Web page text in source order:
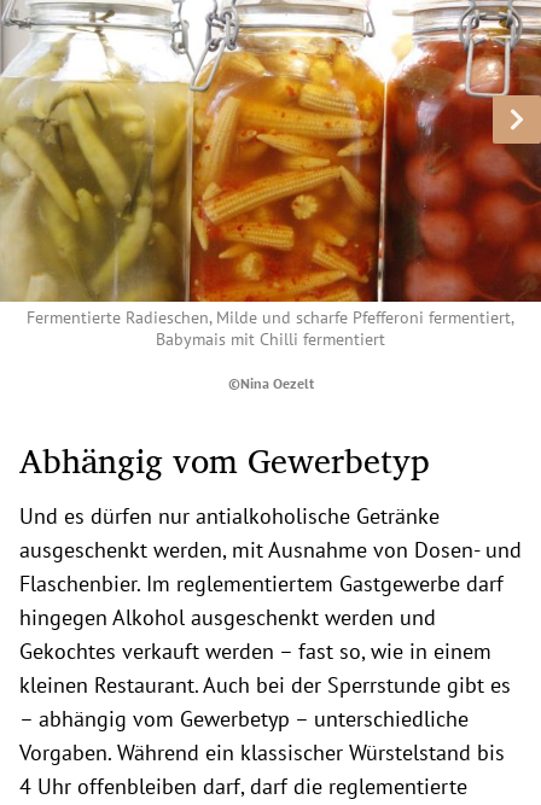
Fermentierte Radieschen, Milde und scharfe Pfefferoni fermentiert,
Babymais mit Chilli fermentiert
©Nina Oezelt
Abhängig vom Gewerbetyp
Und es dürfen nur antialkoholische Getränke
ausgeschenkt werden, mit Ausnahme von Dosen- und
Flaschenbier. Im reglementiertem Gastgewerbe darf
hingegen Alkohol ausgeschenkt werden und
Gekochtes verkauft werden – fast so, wie in einem
kleinen Restaurant. Auch bei der Sperrstunde gibt es
– abhängig vom Gewerbetyp – unterschiedliche
Vorgaben. Während ein klassischer Würstelstand bis
4 Uhr offenbleiben darf, darf die reglementierte